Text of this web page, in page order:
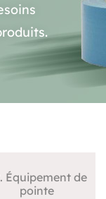
Équipement de
pointe